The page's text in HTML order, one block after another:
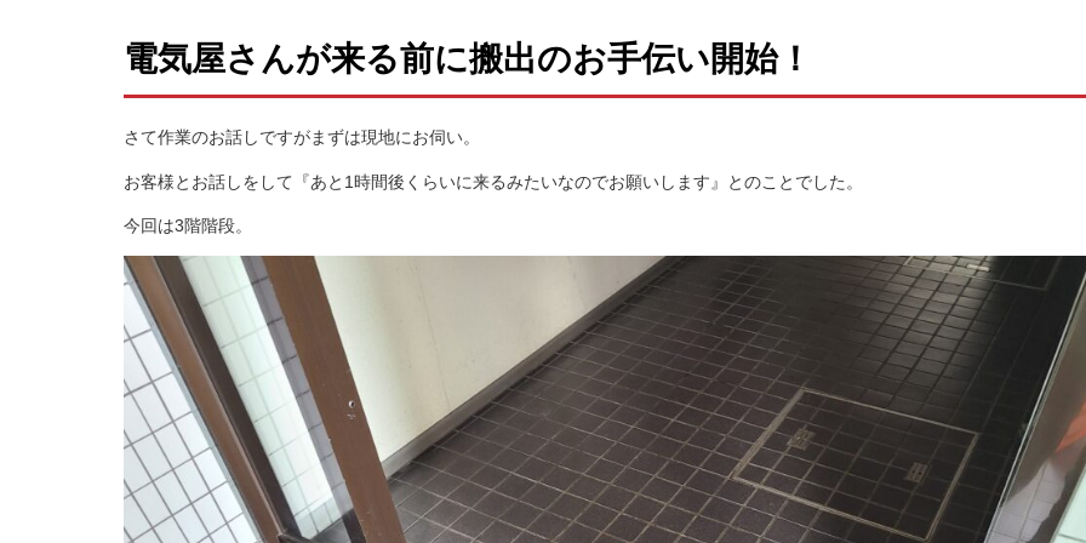
電気屋さんが来る前に搬出のお手伝い開始！
さて作業のお話しですがまずは現地にお伺い。
お客様とお話しをして『あと1時間後くらいに来るみたいなのでお願いします』とのことでした。
今回は3階階段。